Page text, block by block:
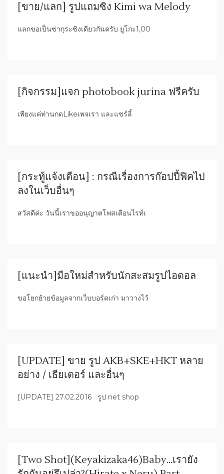
[ขาย/แลก] รูปแถมซิง Kimi wa Melody
แลกขอเป็นซากุระซิงเดียวกันครับ ยูโกะ1,00
[กิจกรรม]แจก photobook jurina ฟรีครับ
เพียงแค่ท่านกดLikeเพจเรา และแชร์ลิ้
[กระทู้แจ้งเตือน] : กรณีเรื่องการก๊อปปี้ฟิคไป
ลงในเว็บอื่นๆ
สวัสดีค่ะ วันนี้เราขออนุญาตโพสเตือนไรท์เ
[แนะนำ]มือใหม่สำหรับนักสะสมรูปไอดอล
ขอโยกย้ายข้อมูลจากเว็บบอร์ดเก่า มาวางไว้
[UPDATE] ขาย รูป AKB+SKE+HKT หลาย
อย่าง / เธียเตอร์ และอื่นๆ
[UPDATE] 27.02.2016 รูป net shop
[Two Shot](Keyakizaka46)Baby…เรายัง